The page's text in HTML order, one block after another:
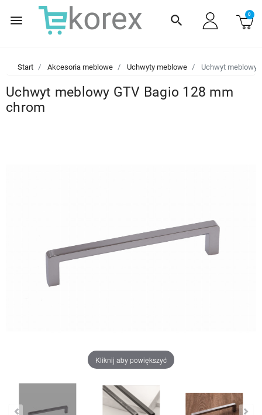
menu search 0
Start Akcesoria meblowe Uchwyty meblowe Uchwyt meblowy
Uchwyt meblowy GTV Bagio 128 mm
chrom
Kliknij aby powiększyć